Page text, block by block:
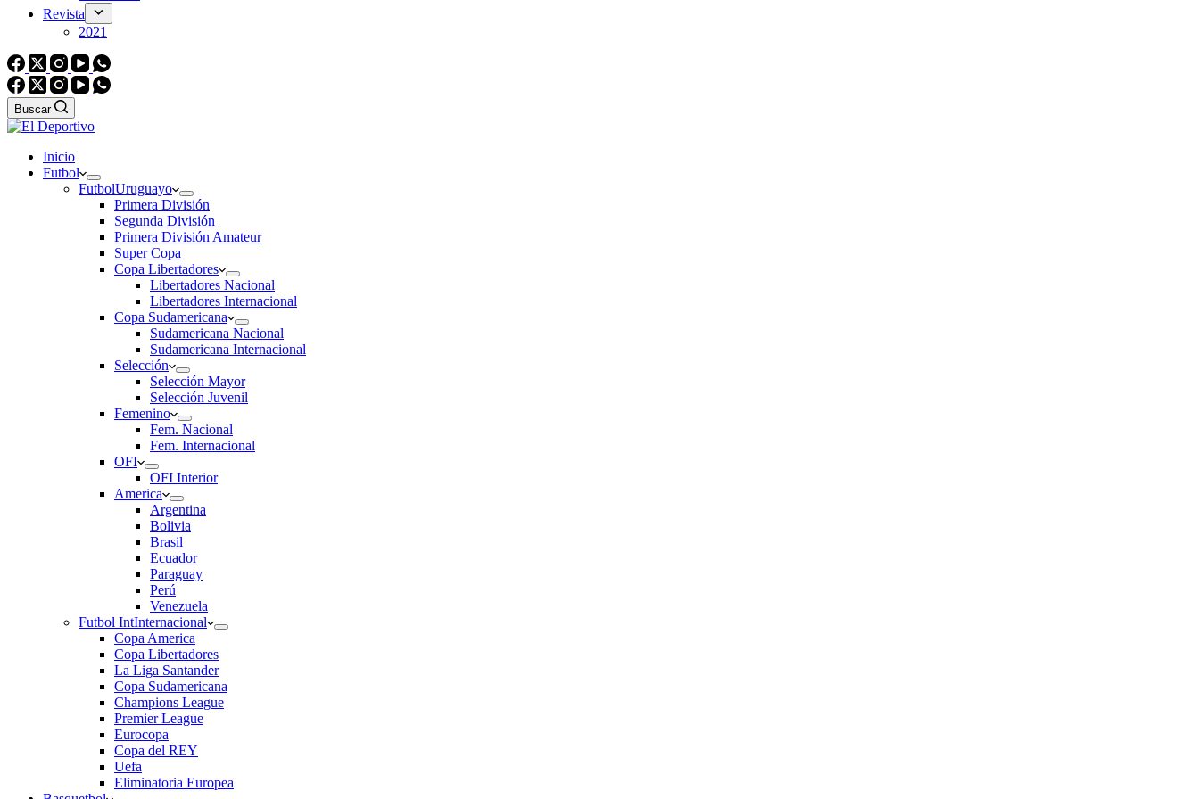
Revista
2021
Buscar
Inicio
Futbol
FutbolUruguayo
Primera División
Segunda División
Primera División Amateur
Super Copa
Copa Libertadores
Libertadores Nacional
Libertadores Internacional
Copa Sudamericana
Sudamericana Nacional
Sudamericana Internacional
Selección
Selección Mayor
Selección Juvenil
Femenino
Fem. Nacional
Fem. Internacional
OFI
OFI Interior
America
Argentina
Bolivia
Brasil
Ecuador
Paraguay
Perú
Venezuela
Futbol IntInternacional
Copa America
Copa Libertadores
La Liga Santander
Copa Sudamericana
Champions League
Premier League
Eurocopa
Copa del REY
Uefa
Eliminatoria Europea